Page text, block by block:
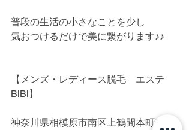
普段の生活の小さなことを少し
気おつけるだけで美に繋がります♪♪
【メンズ・レディース脱毛　エステ
BiBi】
神奈川県相模原市南区上鶴間本町3-10-